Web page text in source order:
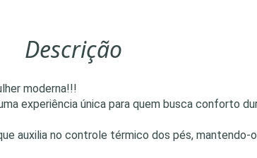
Descrição
moderna!!!
experiência única para quem busca conforto
auxilia no controle térmico dos pés,